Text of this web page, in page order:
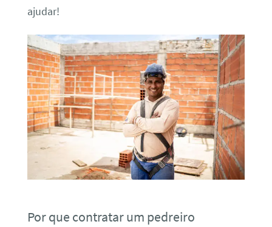
ajudar!
Por que contratar um pedreiro